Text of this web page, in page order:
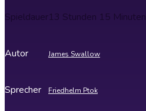
Spieldauer13 Stunden 15 Minuten
Autor James Swallow
Sprecher Friedhelm Ptok